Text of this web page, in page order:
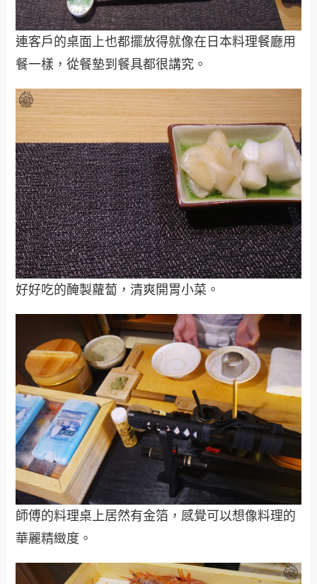
連客戶的桌面上也都擺放得就像在日本料理餐廳用
餐一樣，從餐墊到餐具都很講究。
好好吃的醃製蘿蔔，清爽開胃小菜。
師傅的料理桌上居然有金箔，感覺可以想像料理的
華麗精緻度。